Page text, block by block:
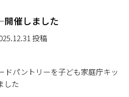
催しました
投稿
パントリーを子ども家庭庁キッ
した